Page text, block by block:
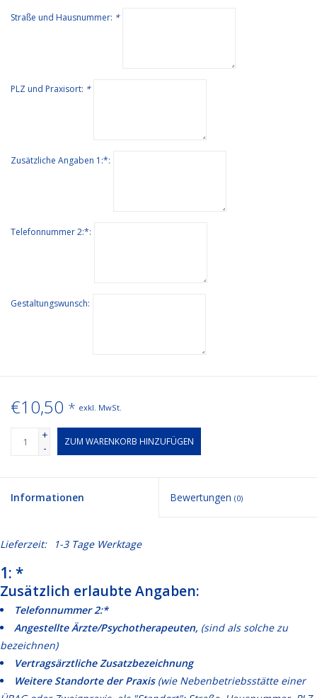
Straße und Hausnummer: *
PLZ und Praxisort: *
Zusätzliche Angaben 1:*:
Telefonnummer 2:*:
Gestaltungswunsch:
€10,50 * exkl. MwSt.
+
-
ZUM WARENKORB HINZUFÜGEN
Informationen Bewertungen (0)
Lieferzeit: 1-3 Tage Werktage
1: *
Zusätzlich erlaubte Angaben:
Telefonnummer 2:*
Angestellte Ärzte/Psychotherapeuten, (sind als solche zu
bezeichnen)
Vertragsärztliche Zusatzbezeichnung
Weitere Standorte der Praxis(wie Nebenbetriebsstätte einer